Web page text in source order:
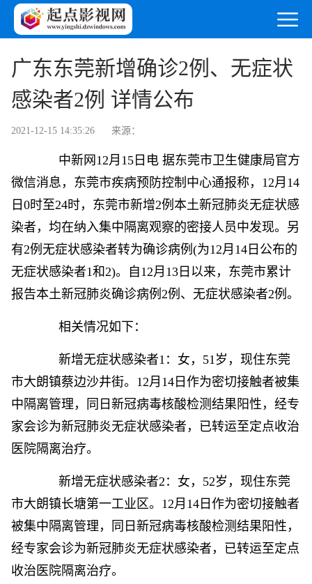
广东东莞新增确诊2例、无症状
感染者2例 详情公布
2021-12-15 14:35:26 来源：
中新网 12月15日电 据东莞市卫生健康局官方
微信消息，东莞市疾病预防控制中心通报称，12月14
日0时至24时，东莞市新增2例本土新冠肺炎无症状感
染者，均在纳入集中隔离观察的密接人员中发现。另
有2例无症状感染者转为确诊病例(为12月14日公布的
无症状感染者1和2)。自12月13日以来，东莞市累计
报告本土新冠肺炎确诊病例2例、无症状感染者2例。
相关情况如下：
新增无症状感染者1：女，51岁，现住东莞
市大朗镇蔡边沙井街。12月14日作为密切接触者被集
中隔离管理，同日新冠病毒核酸检测结果阳性，经专
家会诊为新冠肺炎无症状感染者，已转运至定点收治
医院隔离治疗。
新增无症状感染者2：女，52岁，现住东莞
市大朗镇长塘第一工业区。12月14日作为密切接触者
被集中隔离管理，同日新冠病毒核酸检测结果阳性，
经专家会诊为新冠肺炎无症状感染者，已转运至定点
收治医院隔离治疗。